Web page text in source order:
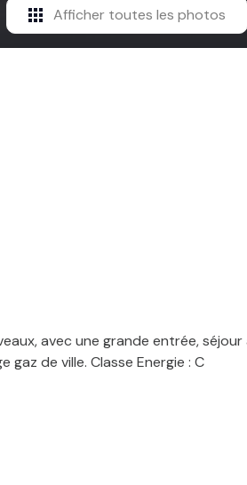
Afficher toutes les photos
avec une grande entrée,
de ville. Classe Energie : C